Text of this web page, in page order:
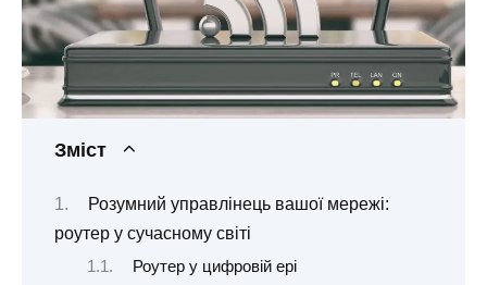
Зміст
Розумний управлінець вашої мережі:
роутер у сучасному світі
Роутер у цифровій ері